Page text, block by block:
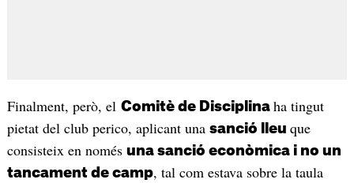
Finalment, però, el Comitè de Disciplina ha tingut
pietat del club perico, aplicant una sanció lleu que
consisteix en només una sanció econòmica i no un
tancament de camp, tal com estava sobre la taula